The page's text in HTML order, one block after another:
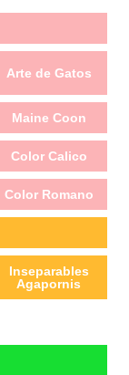
Arte de Gatos
Maine Coon
Color Calico
Color Romano
Inseparables
Agapornis